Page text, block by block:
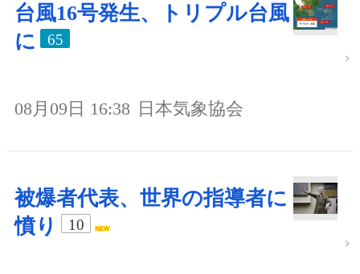
台風16号発生、トリプル台風
に
65
08月09日 16:38 日本気象協会
被爆者代表、世界の指導者に
憤り
10